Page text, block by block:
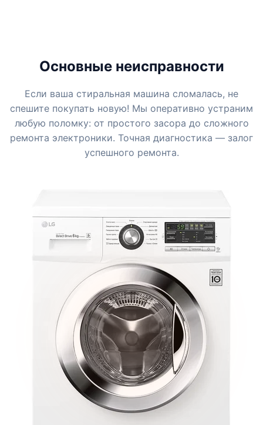
Основные неисправности
Если ваша стиральная машина сломалась, не
спешите покупать новую! Мы оперативно устраним
любую поломку: от простого засора до сложного
ремонта электроники. Точная диагностика — залог
успешного ремонта.